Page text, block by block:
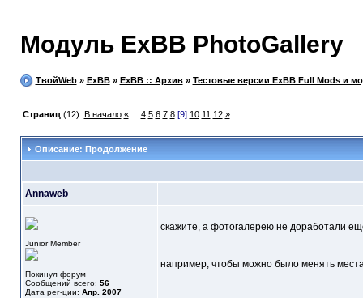
Модуль ExBB PhotoGallery
ТвойWeb» ExBB» ExBB :: Архив» Тестовые версии ExBB Full Mods и
Страниц (12): В начало «... 4 5 6 7 8 [9] 10 11 12 »
Описание: Продолжение
Annaweb
Junior Member
Покинул форум
Сообщений всего: 56
Дата рег-ции: Апр. 2007
скажите, а фотогалерею не доработали
например, чтобы можно было менять